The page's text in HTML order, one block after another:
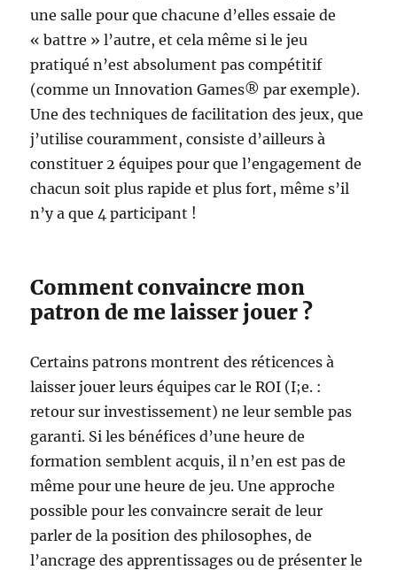
une salle pour que chacune d’elles essaie de
« battre » l’autre, et cela même si le jeu
pratiqué n’est absolument pas compétitif
(comme un Innovation Games® par exemple).
Une des techniques de facilitation des jeux, que
j’utilise couramment, consiste d’ailleurs à
constituer 2 équipes pour que l’engagement de
chacun soit plus rapide et plus fort, même s’il
n’y a que 4 participant !
Comment convaincre mon
patron de me laisser jouer ?
Certains patrons montrent des réticences à
laisser jouer leurs équipes car le ROI (I;e. :
retour sur investissement) ne leur semble pas
garanti. Si les bénéfices d’une heure de
formation semblent acquis, il n’en est pas de
même pour une heure de jeu. Une approche
possible pour les convaincre serait de leur
parler de la position des philosophes, de
l’ancrage des apprentissages ou de présenter le